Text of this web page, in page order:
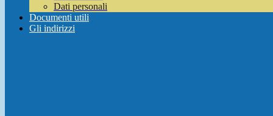
Dati personali
Documenti utili
Gli indirizzi